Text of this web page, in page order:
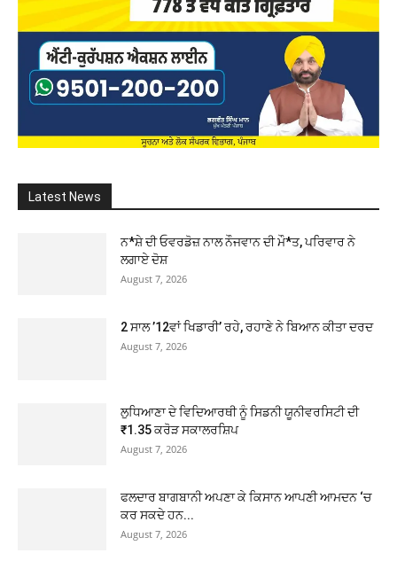
Latest News
ਨ*ਸ਼ੇ ਦੀ ਓਵਰਡੋਜ਼ ਨਾਲ ਨੌਜਵਾਨ ਦੀ ਮੌ*ਤ, ਪਰਿਵਾਰ ਨੇ
ਲਗਾਏ ਦੋਸ਼
August 7, 2026
2 ਸਾਲ ’12ਵਾਂ ਖਿਡਾਰੀ’ ਰਹੇ, ਰਹਾਣੇ ਨੇ ਬਿਆਨ ਕੀਤਾ ਦਰਦ
August 7, 2026
ਲੁਧਿਆਣਾ ਦੇ ਵਿਦਿਆਰਥੀ ਨੂੰ ਸਿਡਨੀ ਯੂਨੀਵਰਸਿਟੀ ਦੀ
₹1.35 ਕਰੋੜ ਸਕਾਲਰਸ਼ਿਪ
August 7, 2026
ਫਲਦਾਰ ਬਾਗਬਾਨੀ ਅਪਣਾ ਕੇ ਕਿਸਾਨ ਆਪਣੀ ਆਮਦਨ ‘ਚ
ਕਰ ਸਕਦੇ ਹਨ...
August 7, 2026